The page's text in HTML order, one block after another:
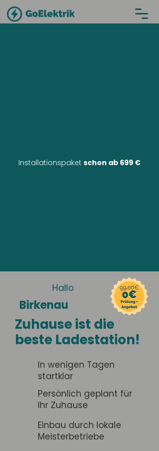
Installationspaket schon ab 699 €
Hallo
Birkenau
Zuhause ist die
beste Ladestation!
In wenigen Tagen
startklar
Persönlich geplant für
Ihr Zuhause
Einbau durch lokale
Meisterbetriebe